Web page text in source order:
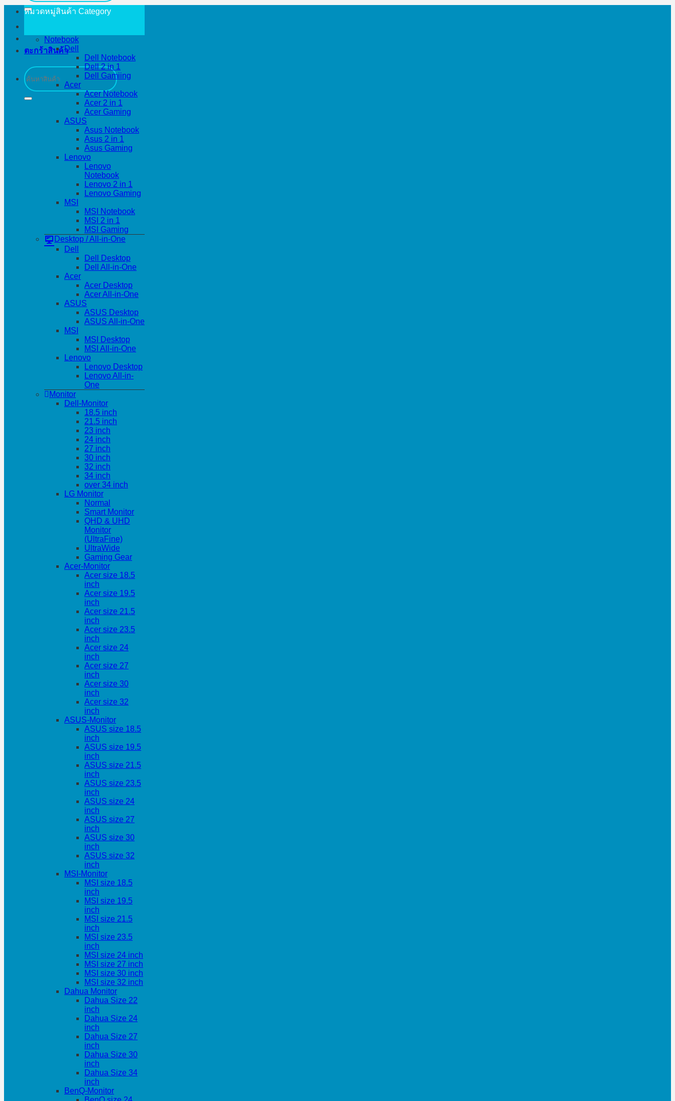
ตะกร้าสินค้า
ค้นหา:
หมวดหมู่สินค้า Category
Notebook
Dell
Dell Notebook
Dell 2 in 1
Dell Gamiing
Acer
Acer Notebook
Acer 2 in 1
Acer Gaming
ASUS
Asus Notebook
Asus 2 in 1
Asus Gaming
Lenovo
Lenovo
Notebook
Lenovo 2 in 1
Lenovo Gaming
MSI
MSI Notebook
MSI 2 in 1
MSI Gaming
Desktop / All-in-One
Dell
Dell Desktop
Dell All-in-One
Acer
Acer Desktop
Acer All-in-One
ASUS
ASUS Desktop
ASUS All-in-One
MSI
MSI Desktop
MSI All-in-One
Lenovo
Lenovo Desktop
Lenovo All-in-
One
Monitor
Dell-Monitor
18.5 inch
21.5 inch
23 inch
24 inch
27 inch
30 inch
32 inch
34 inch
over 34 inch
LG Monitor
Normal
Smart Monitor
QHD & UHD
Monitor
(UltraFine)
UltraWide
Gaming Gear
Acer-Monitor
Acer size 18.5
inch
Acer size 19.5
inch
Acer size 21.5
inch
Acer size 23.5
inch
Acer size 24
inch
Acer size 27
inch
Acer size 30
inch
Acer size 32
inch
ASUS-Monitor
ASUS size 18.5
inch
ASUS size 19.5
inch
ASUS size 21.5
inch
ASUS size 23.5
inch
ASUS size 24
inch
ASUS size 27
inch
ASUS size 30
inch
ASUS size 32
inch
MSI-Monitor
MSI size 18.5
inch
MSI size 19.5
inch
MSI size 21.5
inch
MSI size 23.5
inch
MSI size 24 inch
MSI size 27 inch
MSI size 30 inch
MSI size 32 inch
Dahua Monitor
Dahua Size 22
inch
Dahua Size 24
inch
Dahua Size 27
inch
Dahua Size 30
inch
Dahua Size 34
inch
BenQ-Monitor